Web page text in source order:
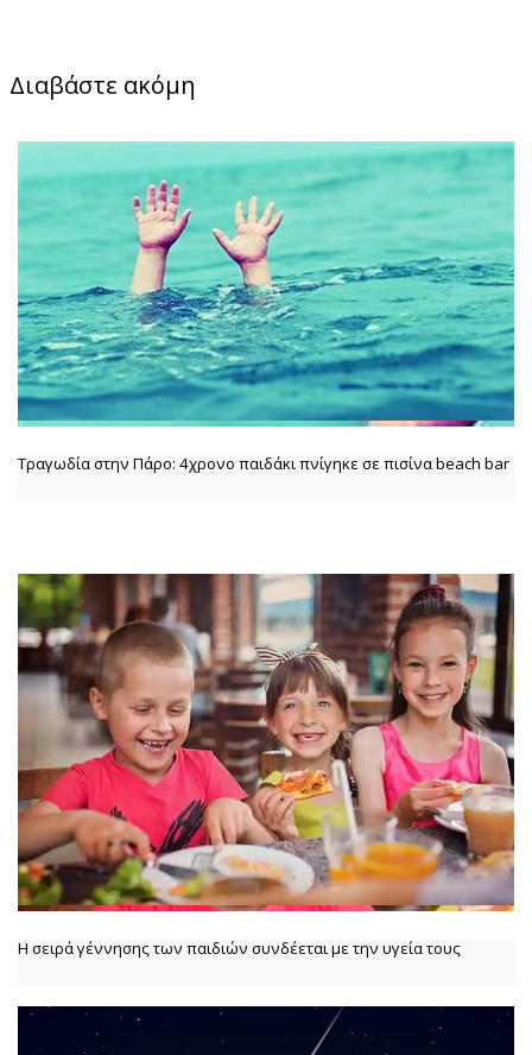
Διαβάστε ακόμη
Τραγωδία στην Πάρο: 4χρονο παιδάκι πνίγηκε σε πισίνα beach bar
Η σειρά γέννησης των παιδιών συνδέεται με την υγεία τους